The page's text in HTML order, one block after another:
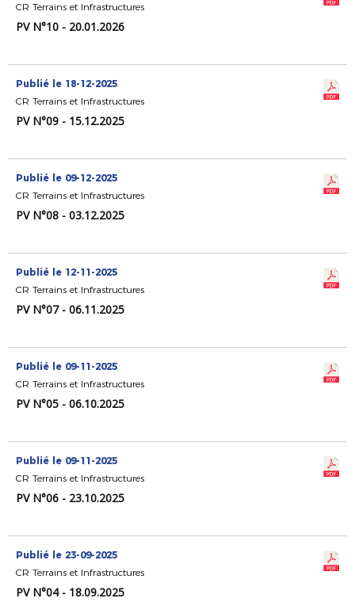
CR Terrains et Infrastructures
PV N°10 - 20.01.2026
Publié le 18-12-2025
CR Terrains et Infrastructures
PV N°09 - 15.12.2025
Publié le 09-12-2025
CR Terrains et Infrastructures
PV N°08 - 03.12.2025
Publié le 12-11-2025
CR Terrains et Infrastructures
PV N°07 - 06.11.2025
Publié le 09-11-2025
CR Terrains et Infrastructures
PV N°05 - 06.10.2025
Publié le 09-11-2025
CR Terrains et Infrastructures
PV N°06 - 23.10.2025
Publié le 23-09-2025
CR Terrains et Infrastructures
PV N°04 - 18.09.2025